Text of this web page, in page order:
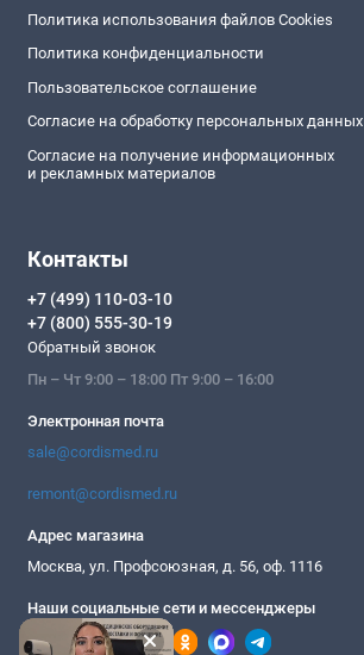
Политика использования файлов Cookies
Политика конфиденциальности
Пользовательское соглашение
Согласие на обработку персональных данных
Согласие на получение информационных
и рекламных материалов
Контакты
+7 (499) 110-03-10
+7 (800) 555-30-19
Обратный звонок
Пн – Чт 9:00 – 18:00 Пт 9:00 – 16:00
Электронная почта
sale@cordismed.ru
remont@cordismed.ru
Адрес магазина
Москва, ул. Профсоюзная, д. 56, оф. 1116
Наши социальные сети и мессенджеры